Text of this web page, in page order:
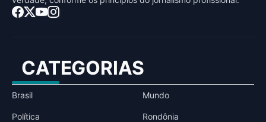
CATEGORIAS
Brasil Mundo
Política Rondônia